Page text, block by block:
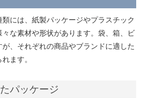
には、紙製パッケージやプラスチック
な素材や形状があります。袋、箱、ビ
、それぞれの商品やブランドに適した
ます。
パッケージ